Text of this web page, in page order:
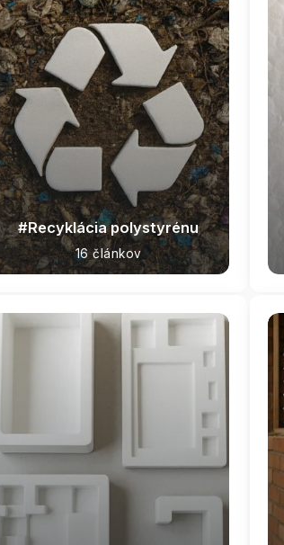
Recyklácia polystyrénu
16 článkov